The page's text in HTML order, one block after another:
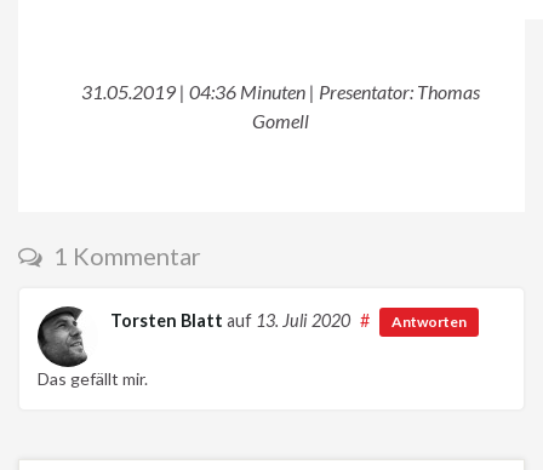
31.05.2019 | 04:36 Minuten | Presentator: Thomas
Gomell
1 Kommentar
Torsten Blatt auf 13. Juli 2020 # Antworten
Das gefällt mir.